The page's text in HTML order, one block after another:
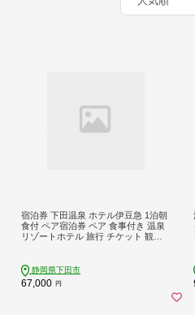
宿泊券 下田温泉 ホテル伊豆急 1泊朝
食付 ペア宿泊券 ペア 食事付き 温泉
リゾートホテル 旅行 チケット 観光
046-00001
静岡県下田市
67,000 円